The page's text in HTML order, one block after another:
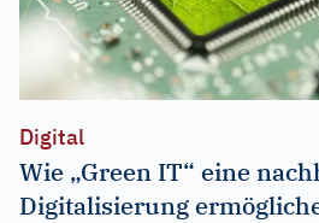
Digital
Wie „Green IT“ eine
Digitalisierung